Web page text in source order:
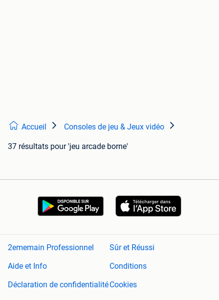
Accueil Consoles de jeu & Jeux vidéo
37 résultats pour 'jeu arcade borne'
2ememain Professionnel
Sûr et Réussi
Aide et Info
Conditions
Déclaration de confidentialitéCookies